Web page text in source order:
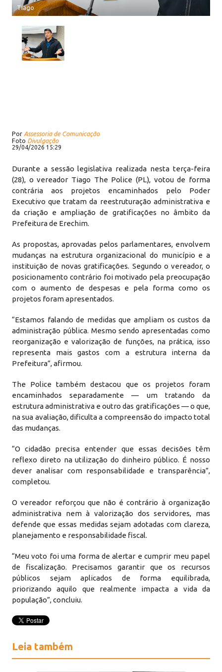
Tiago
Por Assessoria de Comunicação
Foto Divulgação
29/04/2026 15:29
Durante a sessão legislativa realizada nesta terça-feira
(28), o vereador Tiago The Police (PL), votou de forma
contrária aos projetos encaminhados pelo Poder
Executivo que tratam da reestruturação administrativa e
da criação e ampliação de gratificações no âmbito da
Prefeitura de Erechim.
As propostas, aprovadas pelos parlamentares, envolvem
mudanças na estrutura organizacional do município e a
instituição de novas gratificações. Segundo o vereador, o
posicionamento contrário foi motivado pela preocupação
com o aumento de despesas e pela forma como os
projetos foram apresentados.
“Estamos falando de medidas que ampliam os custos da
administração pública. Mesmo sendo apresentadas como
reorganização e valorização de funções, na prática, isso
representa mais gastos com a estrutura interna da
Prefeitura”, afirmou.
The Police também destacou que os projetos foram
encaminhados separadamente — um tratando da
estrutura administrativa e outro das gratificações — o que,
na sua avaliação, dificulta a compreensão do impacto total
das mudanças.
“O cidadão precisa entender que essas decisões têm
reflexo direto na utilização do dinheiro público. É nosso
dever analisar com responsabilidade e transparência”,
completou.
O vereador reforçou que não é contrário à organização
administrativa nem à valorização dos servidores, mas
defende que essas medidas sejam adotadas com clareza,
planejamento e responsabilidade fiscal.
“Meu voto foi uma forma de alertar e cumprir meu papel
de fiscalização. Precisamos garantir que os recursos
públicos sejam aplicados de forma equilibrada,
priorizando aquilo que realmente impacta a vida da
população”, concluiu.
Leia também